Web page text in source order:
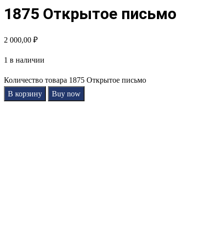
1875 Открытое письмо
2 000,00 ₽
1 в наличии
Количество товара 1875 Открытое письмо
В корзину
Buy now